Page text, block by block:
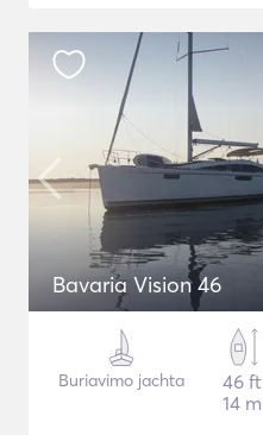
Bavaria Vision 46
Buriavimo jachta
46 ft
14 m